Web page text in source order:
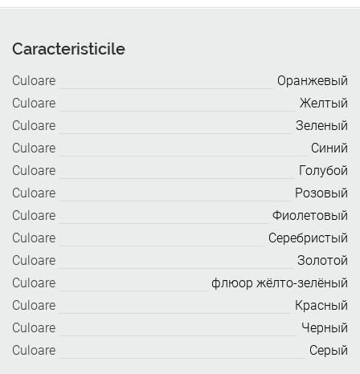
Caracteristicile
Culoare
Оранжевый
Culoare
Желтый
Culoare
Зеленый
Culoare
Синий
Culoare
Голубой
Culoare
Розовый
Culoare
Фиолетовый
Culoare
Серебристый
Culoare
Золотой
Culoare
флюор жёлто-зелёный
Culoare
Красный
Culoare
Черный
Culoare
Серый